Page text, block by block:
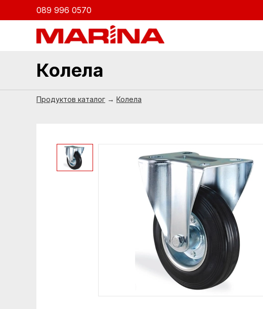
089 996 0570
Колела
Продуктов каталог → Колела